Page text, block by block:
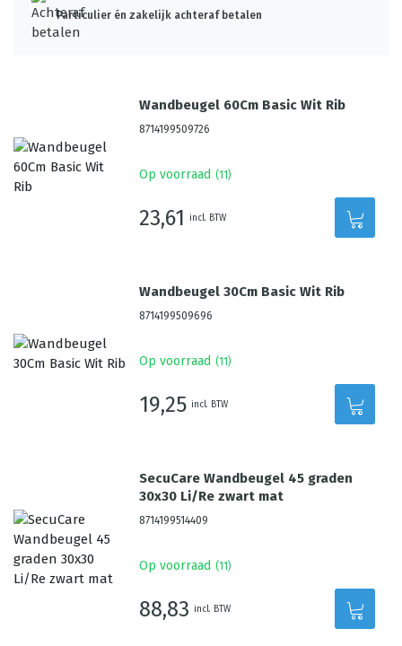
Particulier én zakelijk achteraf betalen
Wandbeugel 60Cm Basic Wit Rib
8714199509726
Op voorraad (11 )
23,61 incl. BTW
Wandbeugel 30Cm Basic Wit Rib
8714199509696
Op voorraad (11 )
19,25 incl. BTW
SecuCare Wandbeugel 45 graden
30x30 Li/Re zwart mat
8714199514409
Op voorraad (11 )
88,83 incl. BTW